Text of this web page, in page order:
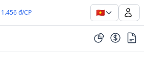
1.456 đ/CP 🇻🇳